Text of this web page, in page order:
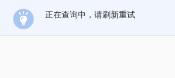
正在查询中，请刷新重试